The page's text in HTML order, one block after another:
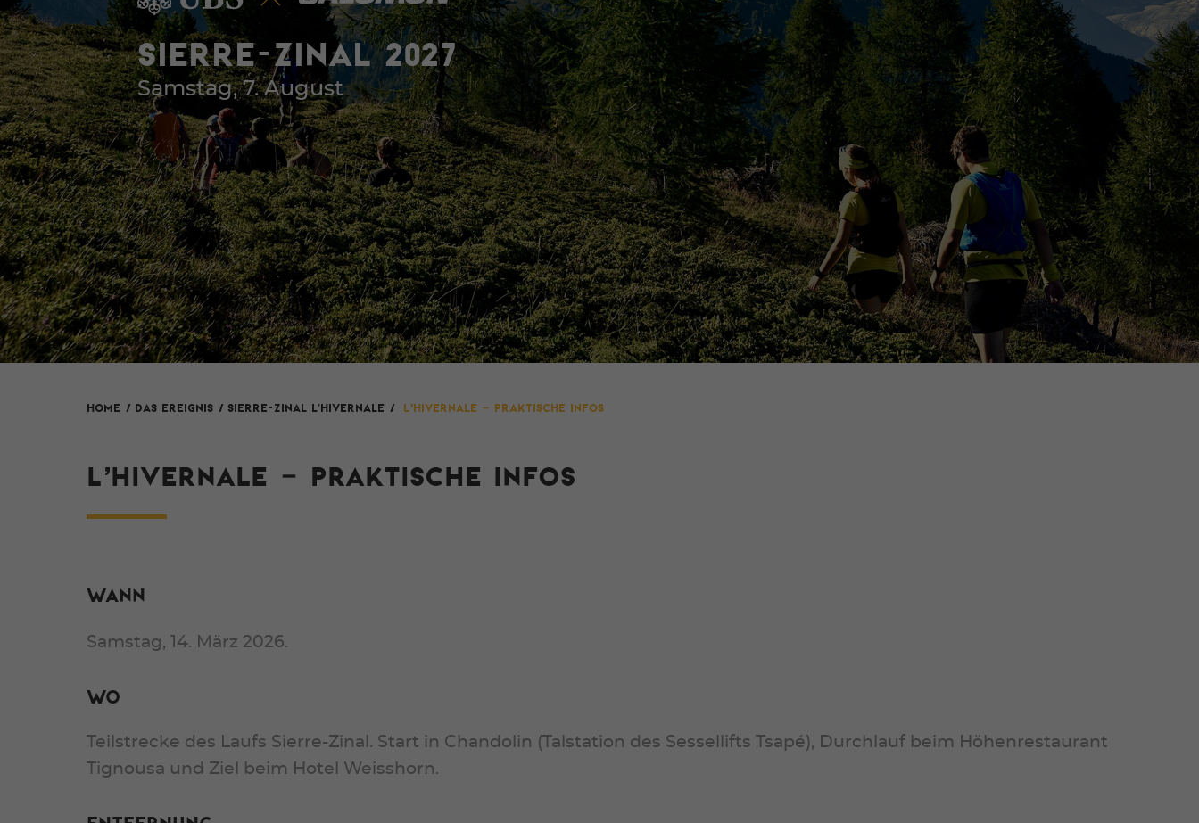
SIERRE-ZINAL 2027
Samstag, 7. August
HOME / Das Ereignis / SIERRE-ZINAL L'HIVERNALE / L’Hivernale – Praktische Infos
L’HIVERNALE – PRAKTISCHE INFOS
Wann
Samstag, 14. März 2026.
Wo
Teilstrecke des Laufs Sierre-Zinal. Start in Chandolin (Talstation des Sessellifts Tsapé), Durchlauf beim Höhenrestaurant
Tignousa und Ziel beim Hotel Weisshorn.